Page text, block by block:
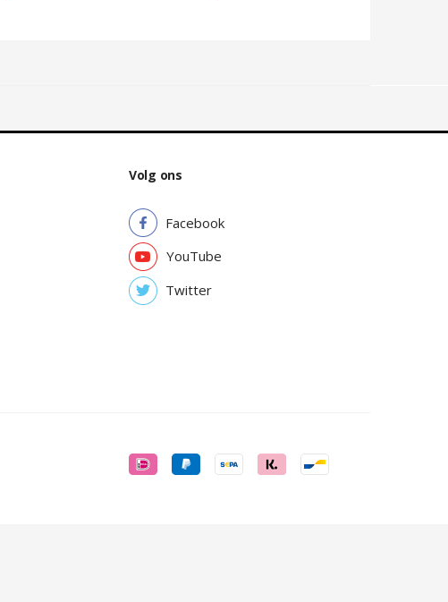
Volg ons
Facebook
YouTube
Twitter